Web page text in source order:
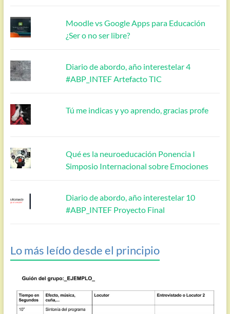
Moodle vs Google Apps para Educación
¿Ser o no ser libre?
Diario de abordo, año interestelar 4
#ABP_INTEF Artefacto TIC
Tú me indicas y yo aprendo, gracias profe
Qué es la neuroeducación Ponencia I
Simposio Internacional sobre Emociones
Diario de abordo, año interestelar 10
#ABP_INTEF Proyecto Final
Lo más leído desde el principio